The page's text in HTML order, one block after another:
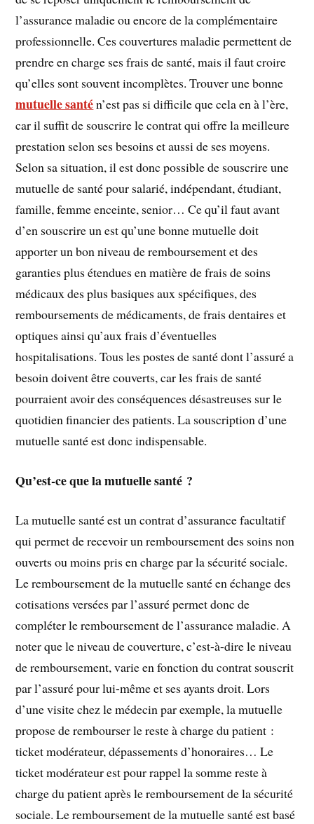
l’assurance maladie ou encore de la complémentaire
professionnelle. Ces couvertures maladie permettent de
prendre en charge ses frais de santé, mais il faut croire
qu’elles sont souvent incomplètes. Trouver une bonne
mutuelle santén’est pas si difficile que cela en à l’ère,
car il suffit de souscrire le contrat qui offre la meilleure
prestation selon ses besoins et aussi de ses moyens.
Selon sa situation, il est donc possible de souscrire une
mutuelle de santé pour salarié, indépendant, étudiant,
famille, femme enceinte, senior… Ce qu’il faut avant
d’en souscrire un est qu’une bonne mutuelle doit
apporter un bon niveau de remboursement et des
garanties plus étendues en matière de frais de soins
médicaux des plus basiques aux spécifiques, des
remboursements de médicaments, de frais dentaires et
optiques ainsi qu’aux frais d’éventuelles
hospitalisations. Tous les postes de santé dont l’assuré a
besoin doivent être couverts, car les frais de santé
pourraient avoir des conséquences désastreuses sur le
quotidien financier des patients. La souscription d’une
mutuelle santé est donc indispensable.
Qu’est-ce que la mutuelle santé ?
La mutuelle santé est un contrat d’assurance facultatif
qui permet de recevoir un remboursement des soins non
ouverts ou moins pris en charge par la sécurité sociale.
Le remboursement de la mutuelle santé en échange des
cotisations versées par l’assuré permet donc de
compléter le remboursement de l’assurance maladie. A
noter que le niveau de couverture, c’est-à-dire le niveau
de remboursement, varie en fonction du contrat souscrit
par l’assuré pour lui-même et ses ayants droit. Lors
d’une visite chez le médecin par exemple, la mutuelle
propose de rembourser le reste à charge du patient :
ticket modérateur, dépassements d’honoraires… Le
ticket modérateur est pour rappel la somme reste à
charge du patient après le remboursement de la sécurité
sociale. Le remboursement de la mutuelle santé est basé